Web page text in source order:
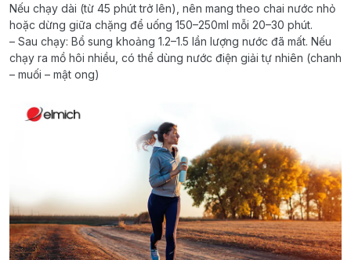
Nếu chạy dài (từ 45 phút trở lên), nên mang theo chai nước nhỏ
hoặc dừng giữa chặng để uống 150–250ml mỗi 20–30 phút.
– Sau chạy: Bổ sung khoảng 1.2–1.5 lần lượng nước đã mất. Nếu
chạy ra mồ hôi nhiều, có thể dùng nước điện giải tự nhiên (chanh
– muối – mật ong)